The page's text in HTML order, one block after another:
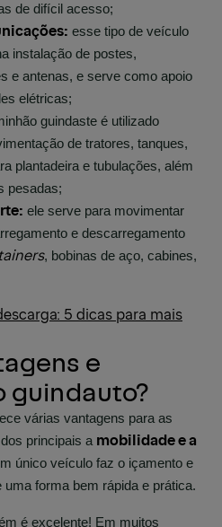
de difícil acesso;
esse tipo de veículo
instalação de postes,
e antenas, e serve como apoio
elétricas;
guindaste é utilizado
de tratores, tanques,
plantadeira e tubulações, além
pesadas;
ele serve para movimentar
e descarregamento
, bobinas de aço, cabines,
5 dicas para mais
e
guindauto?
várias vantagens para as
principais a mobilidade e a
único veículo faz o içamento e
forma bem rápida e prática.
é excelente! Em muitos